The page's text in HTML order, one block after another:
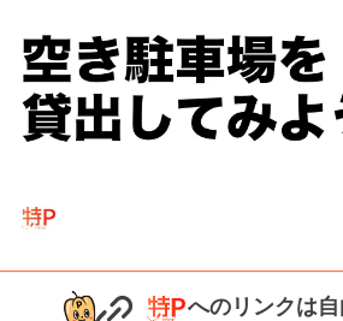
へのリンクは